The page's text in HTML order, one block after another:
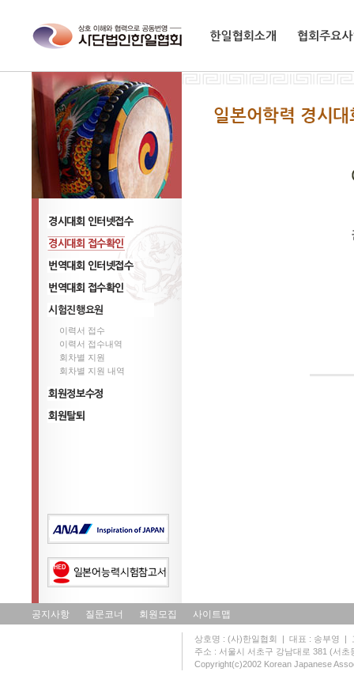
경기대회 참가신청
경시대회 신청 ,변경
번역대회 참가신청
번역대회 신청 ,변경
시험진행요원
이력서 접수
이력서 접수내역
회차별 지원
회차별 지원 내역
정보수정
공지사항 질문코너 회원모집 사이트맵
상호명 : (사)한일협회 | 대표 : 송부영 |
주소 : 서울시 서초구 강남대로 381 (서
Copyright(c)2002 Korean Japanese